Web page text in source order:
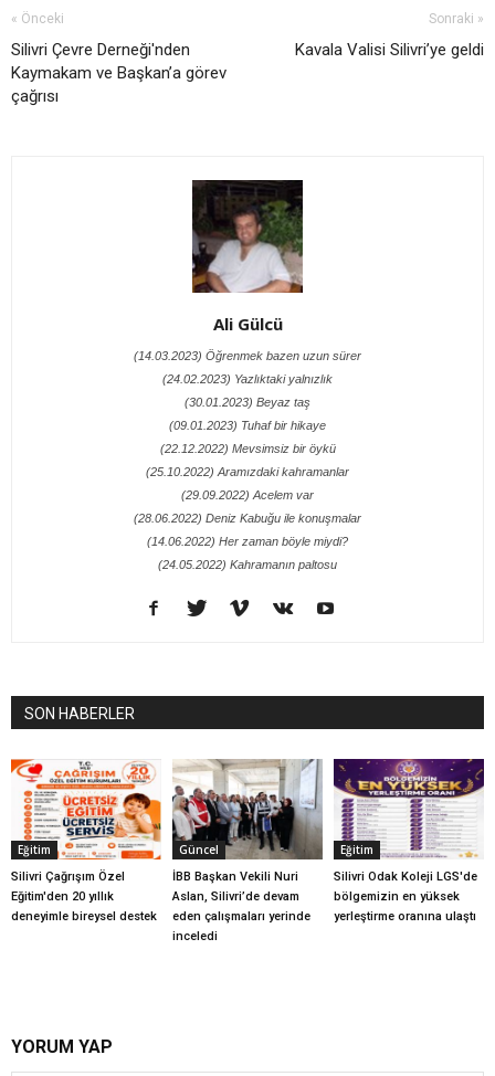
« Önceki
Silivri Çevre Derneği'nden
Kaymakam ve Başkan’a görev
çağrısı
Sonraki »
Kavala Valisi Silivri’ye geldi
Ali Gülcü
(14.03.2023) Öğrenmek bazen uzun sürer
(24.02.2023) Yazlıktaki yalnızlık
(30.01.2023) Beyaz taş
(09.01.2023) Tuhaf bir hikaye
(22.12.2022) Mevsimsiz bir öykü
(25.10.2022) Aramızdaki kahramanlar
(29.09.2022) Acelem var
(28.06.2022) Deniz Kabuğu ile konuşmalar
(14.06.2022) Her zaman böyle miydi?
(24.05.2022) Kahramanın paltosu
SON HABERLER
Eğitim
Silivri Çağrışım Özel
Eğitim'den 20 yıllık
deneyimle bireysel destek
Güncel
İBB Başkan Vekili Nuri
Aslan, Silivri’de devam
eden çalışmaları yerinde
inceledi
Eğitim
Silivri Odak Koleji LGS'de
bölgemizin en yüksek
yerleştirme oranına ulaştı
YORUM YAP